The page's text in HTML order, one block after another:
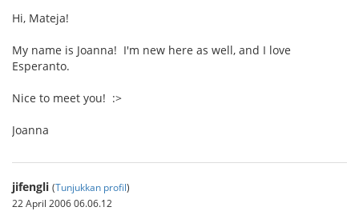
Hi, Mateja!
My name is Joanna! I'm new here as well, and I love
Esperanto.
Nice to meet you! :>
Joanna
jifengli (Tunjukkan profil)
22 April 2006 06.06.12